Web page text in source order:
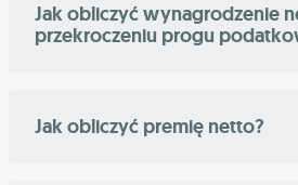
Jak obliczyć wynagrodzenie
przekroczeniu progu
Jak obliczyć premię netto?